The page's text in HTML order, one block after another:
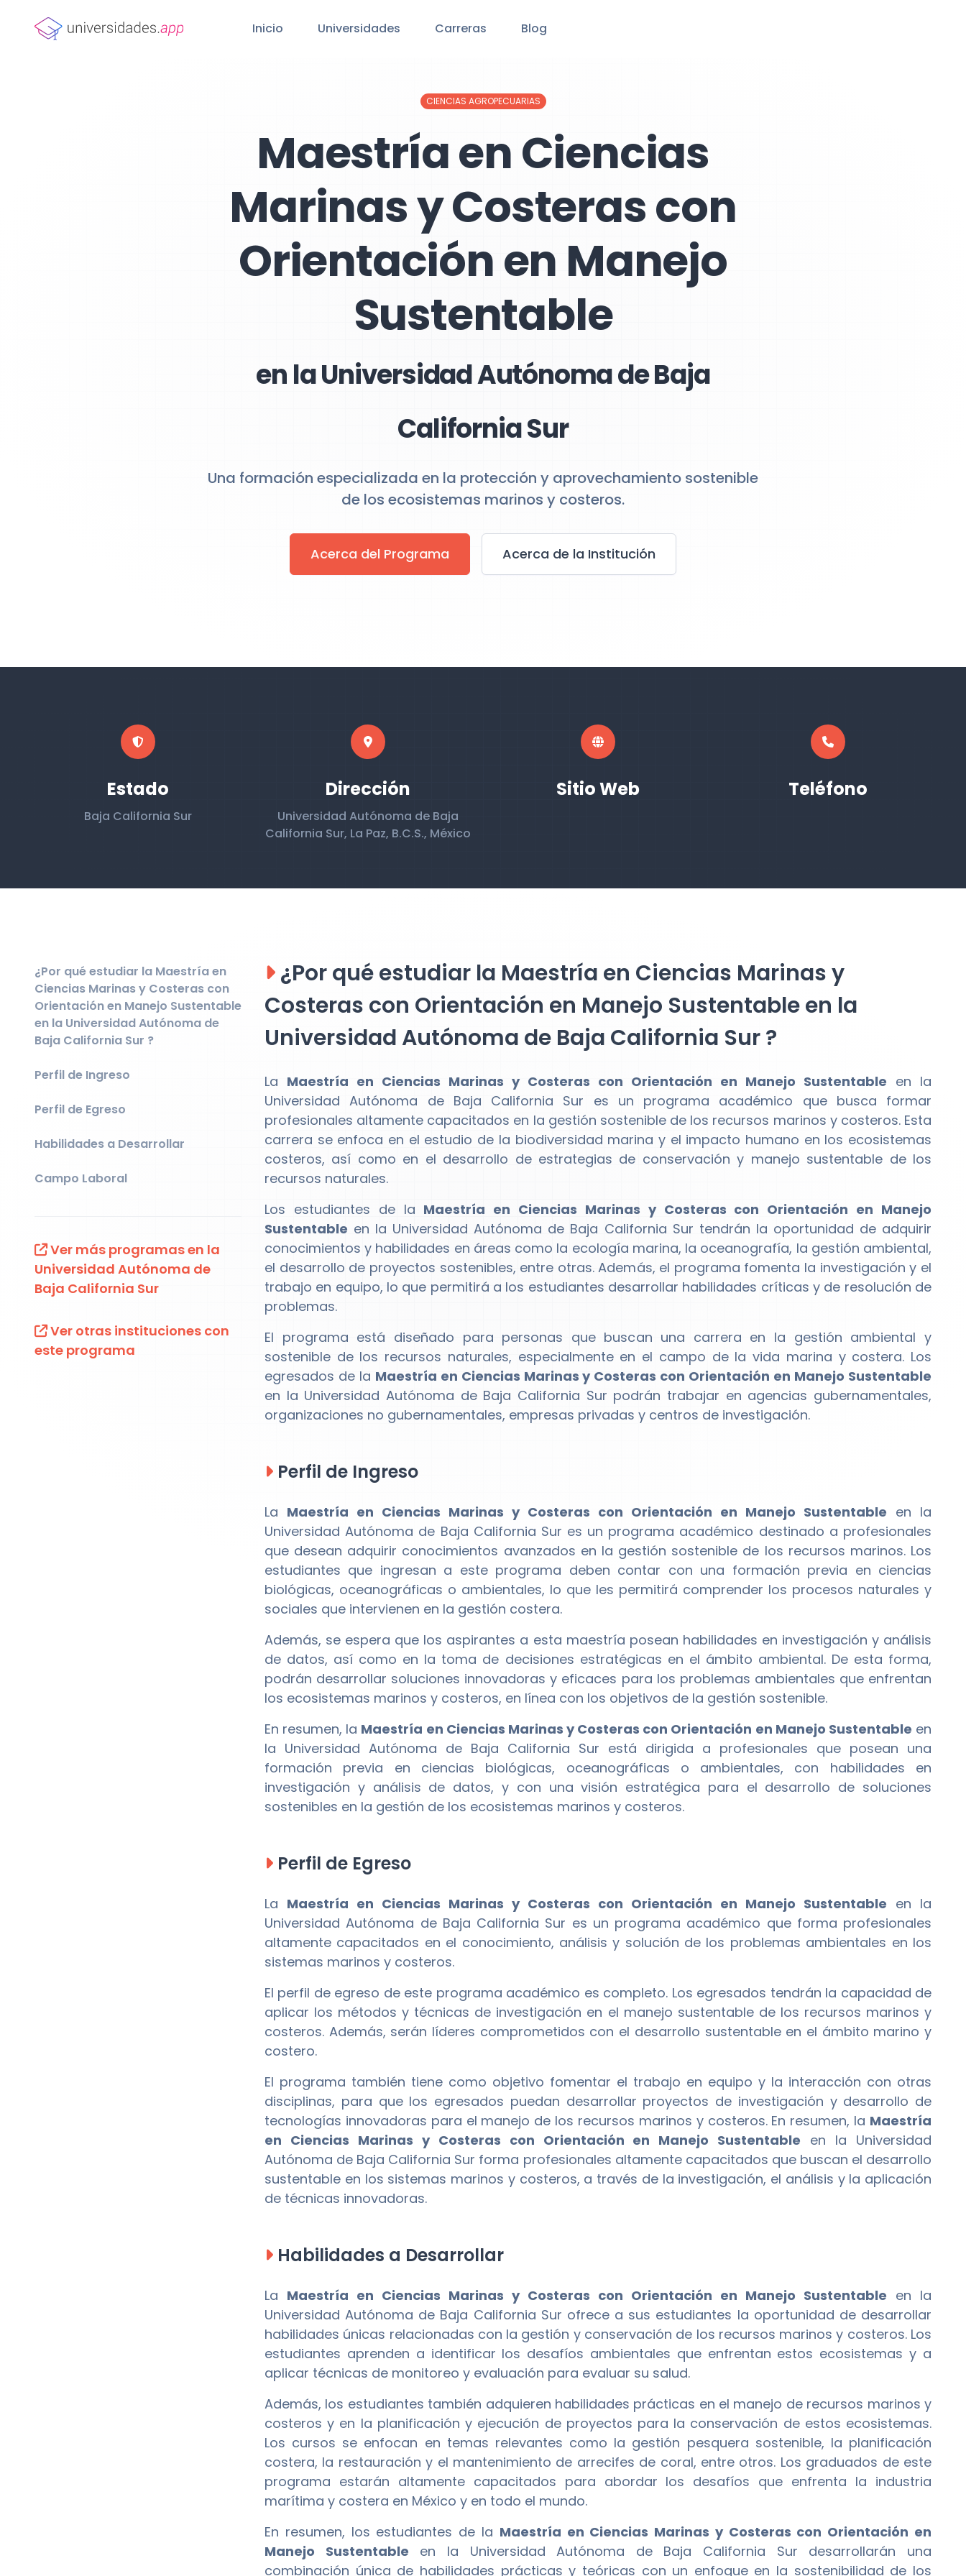
Inicio Universidades Carreras Blog
CIENCIAS AGROPECUARIAS
Maestría en Ciencias
Marinas y Costeras con
Orientación en Manejo
Sustentable
en la Universidad Autónoma de Baja
California Sur
Una formación especializada en la protección y aprovechamiento sostenible
de los ecosistemas marinos y costeros.
Acerca del Programa Acerca de la Institución
Estado
Baja California Sur
Dirección
Universidad Autónoma de Baja
California Sur, La Paz, B.C.S., México
Sitio Web Teléfono
¿Por qué estudiar la Maestría en
Ciencias Marinas y Costeras con
Orientación en Manejo Sustentable
en la Universidad Autónoma de
Baja California Sur ?
Perfil de Ingreso
Perfil de Egreso
Habilidades a Desarrollar
Campo Laboral
Ver más programas en la
Universidad Autónoma de
Baja California Sur
Ver otras instituciones con
este programa
¿Por qué estudiar la Maestría en Ciencias Marinas y
Costeras con Orientación en Manejo Sustentable en la
Universidad Autónoma de Baja California Sur ?
La Maestría en Ciencias Marinas y Costeras con Orientación en Manejo Sustentable en la
Universidad Autónoma de Baja California Sur es un programa académico que busca formar
profesionales altamente capacitados en la gestión sostenible de los recursos marinos y costeros. Esta
carrera se enfoca en el estudio de la biodiversidad marina y el impacto humano en los ecosistemas
costeros, así como en el desarrollo de estrategias de conservación y manejo sustentable de los
recursos naturales.
Los estudiantes de la Maestría en Ciencias Marinas y Costeras con Orientación en Manejo
Sustentable en la Universidad Autónoma de Baja California Sur tendrán la oportunidad de adquirir
conocimientos y habilidades en áreas como la ecología marina, la oceanografía, la gestión ambiental,
el desarrollo de proyectos sostenibles, entre otras. Además, el programa fomenta la investigación y el
trabajo en equipo, lo que permitirá a los estudiantes desarrollar habilidades críticas y de resolución de
problemas.
El programa está diseñado para personas que buscan una carrera en la gestión ambiental y
sostenible de los recursos naturales, especialmente en el campo de la vida marina y costera. Los
egresados de la Maestría en Ciencias Marinas y Costeras con Orientación en Manejo Sustentable
en la Universidad Autónoma de Baja California Sur podrán trabajar en agencias gubernamentales,
organizaciones no gubernamentales, empresas privadas y centros de investigación.
Perfil de Ingreso
La Maestría en Ciencias Marinas y Costeras con Orientación en Manejo Sustentable en la
Universidad Autónoma de Baja California Sur es un programa académico destinado a profesionales
que desean adquirir conocimientos avanzados en la gestión sostenible de los recursos marinos. Los
estudiantes que ingresan a este programa deben contar con una formación previa en ciencias
biológicas, oceanográficas o ambientales, lo que les permitirá comprender los procesos naturales y
sociales que intervienen en la gestión costera.
Además, se espera que los aspirantes a esta maestría posean habilidades en investigación y análisis
de datos, así como en la toma de decisiones estratégicas en el ámbito ambiental. De esta forma,
podrán desarrollar soluciones innovadoras y eficaces para los problemas ambientales que enfrentan
los ecosistemas marinos y costeros, en línea con los objetivos de la gestión sostenible.
En resumen, la Maestría en Ciencias Marinas y Costeras con Orientación en Manejo Sustentable en
la Universidad Autónoma de Baja California Sur está dirigida a profesionales que posean una
formación previa en ciencias biológicas, oceanográficas o ambientales, con habilidades en
investigación y análisis de datos, y con una visión estratégica para el desarrollo de soluciones
sostenibles en la gestión de los ecosistemas marinos y costeros.
Perfil de Egreso
La Maestría en Ciencias Marinas y Costeras con Orientación en Manejo Sustentable en la
Universidad Autónoma de Baja California Sur es un programa académico que forma profesionales
altamente capacitados en el conocimiento, análisis y solución de los problemas ambientales en los
sistemas marinos y costeros.
El perfil de egreso de este programa académico es completo. Los egresados tendrán la capacidad de
aplicar los métodos y técnicas de investigación en el manejo sustentable de los recursos marinos y
costeros. Además, serán líderes comprometidos con el desarrollo sustentable en el ámbito marino y
costero.
El programa también tiene como objetivo fomentar el trabajo en equipo y la interacción con otras
disciplinas, para que los egresados puedan desarrollar proyectos de investigación y desarrollo de
tecnologías innovadoras para el manejo de los recursos marinos y costeros. En resumen, la Maestría
en Ciencias Marinas y Costeras con Orientación en Manejo Sustentable en la Universidad
Autónoma de Baja California Sur forma profesionales altamente capacitados que buscan el desarrollo
sustentable en los sistemas marinos y costeros, a través de la investigación, el análisis y la aplicación
de técnicas innovadoras.
Habilidades a Desarrollar
La Maestría en Ciencias Marinas y Costeras con Orientación en Manejo Sustentable en la
Universidad Autónoma de Baja California Sur ofrece a sus estudiantes la oportunidad de desarrollar
habilidades únicas relacionadas con la gestión y conservación de los recursos marinos y costeros. Los
estudiantes aprenden a identificar los desafíos ambientales que enfrentan estos ecosistemas y a
aplicar técnicas de monitoreo y evaluación para evaluar su salud.
Además, los estudiantes también adquieren habilidades prácticas en el manejo de recursos marinos y
costeros y en la planificación y ejecución de proyectos para la conservación de estos ecosistemas.
Los cursos se enfocan en temas relevantes como la gestión pesquera sostenible, la planificación
costera, la restauración y el mantenimiento de arrecifes de coral, entre otros. Los graduados de este
programa estarán altamente capacitados para abordar los desafíos que enfrenta la industria
marítima y costera en México y en todo el mundo.
En resumen, los estudiantes de la Maestría en Ciencias Marinas y Costeras con Orientación en
Manejo Sustentable en la Universidad Autónoma de Baja California Sur desarrollarán una
combinación única de habilidades prácticas y teóricas con un enfoque en la sostenibilidad de los